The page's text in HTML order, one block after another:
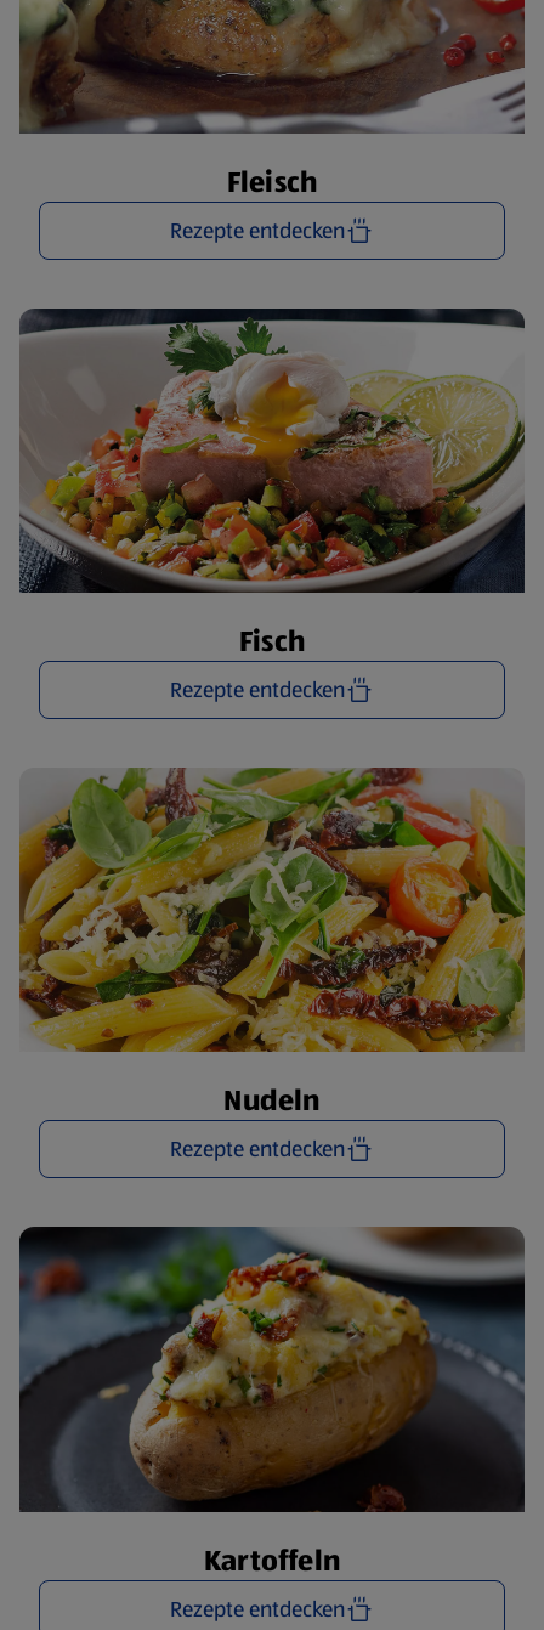
Fleisch
Rezepte entdecken
Fisch
Rezepte entdecken
Nudeln
Rezepte entdecken
Kartoffeln
Rezepte entdecken